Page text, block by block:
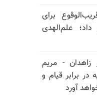
برای
علم‌الهدی
زاهدان - مریم
در برابر قیام و
آورد